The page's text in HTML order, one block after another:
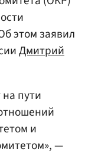
этом заявил
Дмитрий
пути
и
—